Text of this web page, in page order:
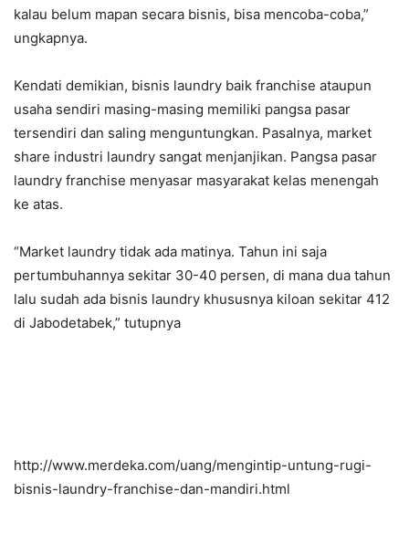
kalau belum mapan secara bisnis, bisa mencoba-coba,”
ungkapnya.
Kendati demikian, bisnis laundry baik franchise ataupun
usaha sendiri masing-masing memiliki pangsa pasar
tersendiri dan saling menguntungkan. Pasalnya, market
share industri laundry sangat menjanjikan. Pangsa pasar
laundry franchise menyasar masyarakat kelas menengah
ke atas.
“Market laundry tidak ada matinya. Tahun ini saja
pertumbuhannya sekitar 30-40 persen, di mana dua tahun
lalu sudah ada bisnis laundry khususnya kiloan sekitar 412
di Jabodetabek,” tutupnya
http://www.merdeka.com/uang/mengintip-untung-rugi-
bisnis-laundry-franchise-dan-mandiri.html